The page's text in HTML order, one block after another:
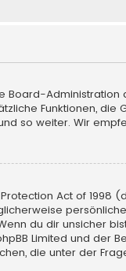
Board-
Funktionen,
so weiter. Wir
Act of
du dir unsicher
Limited und der
die unter der